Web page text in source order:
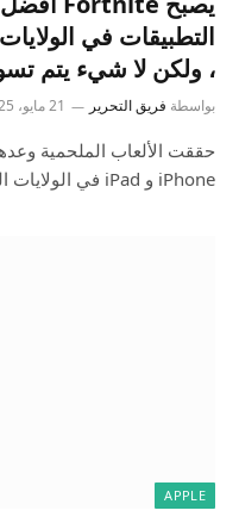
التطبيقات في
، ولكن لا شيء يتم
بواسطة فريق التحرير 21 مايو، 2025
iPhone و iPad في الولايات المتحدة بعد أن أجبرت أمر…
APPLE